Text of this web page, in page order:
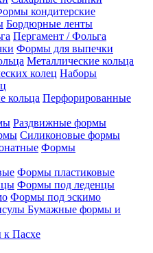
кондитерские
Бордюрные ленты
Пергамент / Фольга
Формы для выпечки
Металлические кольца
Наборы
Перфорированные
Раздвижные формы
Силиконовые формы
Формы
Формы пластиковые
Формы под леденцы
Формы под эскимо
Бумажные формы и
к Пасхе